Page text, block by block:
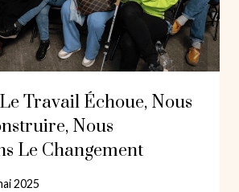
Travail Échoue, Nous
Nous
Le Changement
2025